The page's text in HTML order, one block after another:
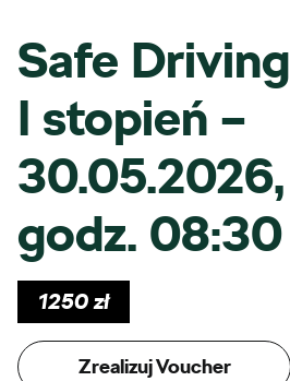
Safe Driving
I stopień –
30.05.2026,
godz. 08:30
1250zł
Zrealizuj Voucher